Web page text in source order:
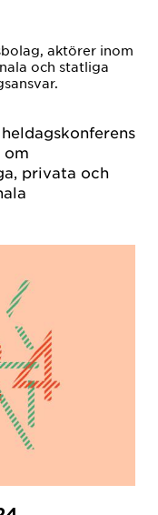
aktörer inom
och statliga
om
privata och